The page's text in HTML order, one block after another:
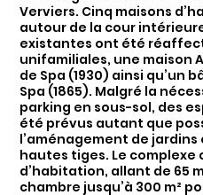
Verviers. Cinq maisons
autour de la cour
existantes ont été
unifamiliales, une maison
de Spa (1930) ainsi qu’un
Spa (1865). Malgré la
parking en sous-sol, des
été prévus autant que
l’aménagement de
hautes tiges. Le complexe
d’habitation, allant de 65
chambre jusqu’à 300 m²